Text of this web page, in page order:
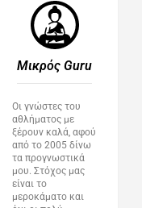
Μικρός Guru​
Οι γνώστες του
αθλήματος με
ξέρουν καλά, αφού
από το 2005 δίνω
τα προγνωστικά
μου. Στόχος μας
είναι το
μεροκάματο και